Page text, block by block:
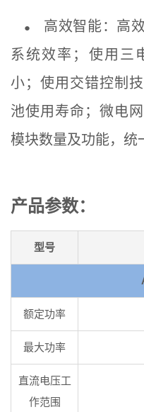
● 高效智能：高
系统效率；使用三
小；使用交错控制
池使用寿命；微电
模块数量及功能，统
产品参数：
型号
额定功率
最大功率
直流电压工
作范围